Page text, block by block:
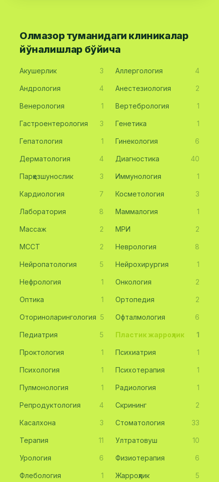
Олмазор туманидаги клиникалар
йўналишлар бўйича
Акушерлик 3 Аллергология 4
Андрология 4 Анестезиология 2
Венерология 1 Вертебрология 1
Гастроентерология 3 Генетика 1
Гепатология 1 Гинекология 6
Дерматология 4 Диагностика 40
Парҳезшунослик 3 Иммунология 1
Кардиология 7 Косметология 3
Лаборатория 8 Маммалогия 1
Массаж 2 МРИ 2
МССТ 2 Неврология 8
Нейропатология 5 Нейрохирургия 1
Нефрология 1 Онкология 2
Оптика 1 Ортопедия 2
Оториноларингология 5 Офталмология 6
Педиатрия 5 Пластик жарроҳлик 1
Проктология 1 Психиатрия 1
Психология 1 Психотерапия 1
Пулмонология 1 Радиология 1
Репродуктология 4 Скрининг 2
Касалхона 3 Стоматология 33
Терапия 11 Ултратовуш 10
Урология 6 Физиотерапия 6
Флебология 1 Жарроҳлик 5